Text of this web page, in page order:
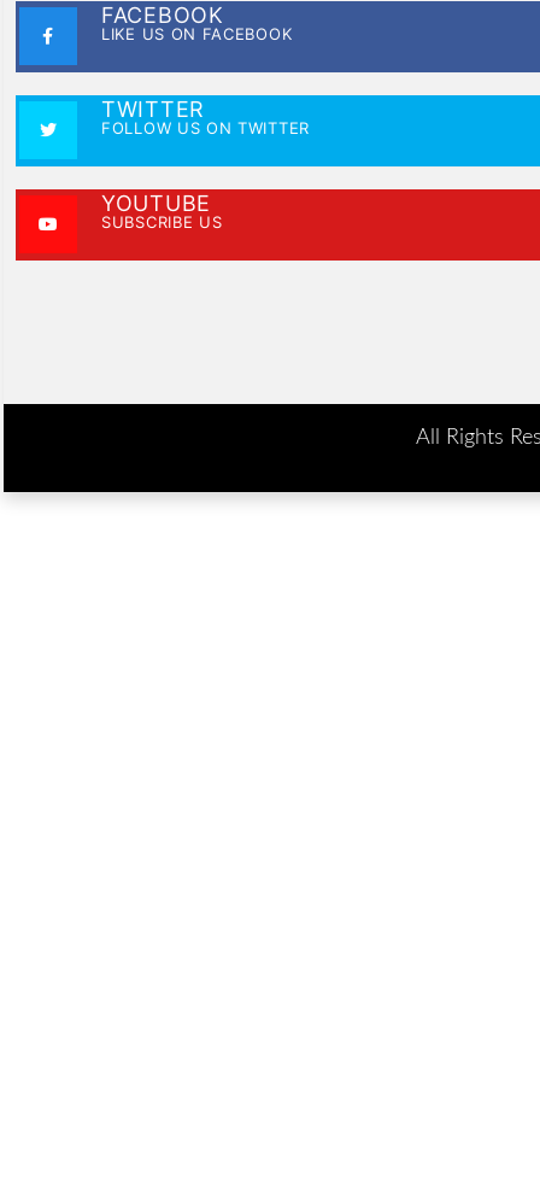
FACEBOOK
LIKE US ON FACEBOOK
TWITTER
FOLLOW US ON TWITTER
YOUTUBE
SUBSCRIBE US
All Rights